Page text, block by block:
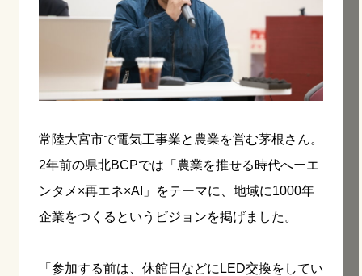
常陸大宮市で電気工事業と農業を営む茅根さん。
2年前の県北BCPでは「農業を推せる時代へーエ
ンタメ×再エネ×AI」をテーマに、地域に1000年
企業をつくるというビジョンを掲げました。
「参加する前は、休館日などにLED交換をしてい